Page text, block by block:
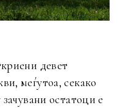
девет
меѓутоа, секако
зачувани остатоци е